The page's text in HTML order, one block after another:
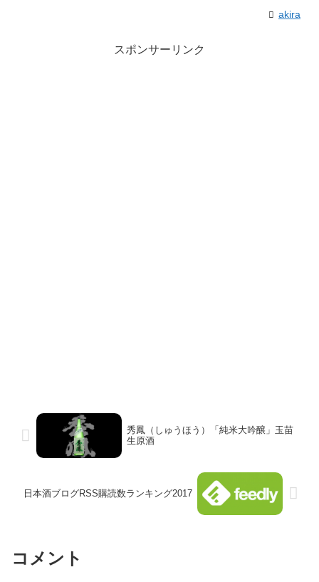
akira
スポンサーリンク
秀鳳（しゅうほう）「純米大吟醸」玉苗
生原酒
日本酒ブログRSS購読数ランキング2017
コメント